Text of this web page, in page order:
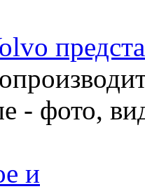
- фото,